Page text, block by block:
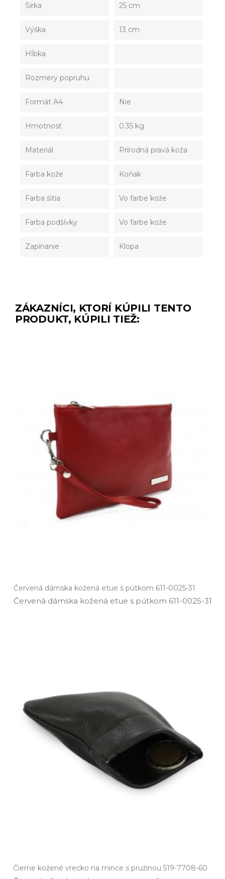
Šírka 25 cm
Výška 13 cm
Hĺbka
Rozmery popruhu
Formát A4 Nie
Hmotnosť 0.35 kg
Materiál Prírodná pravá koža
Farba kože Koňak
Farba šitia Vo farbe kože
Farba podšívky Vo farbe kože
Zapínanie Klopa
ZÁKAZNÍCI, KTORÍ KÚPILI TENTO
PRODUKT, KÚPILI TIEŽ:
Červená dámska kožená etue s pútkom 611-0025-31
Červená dámska kožená etue s pútkom 611­-0025­-31
Čierne kožené vrecko na mince s pružinou 519-7708-60